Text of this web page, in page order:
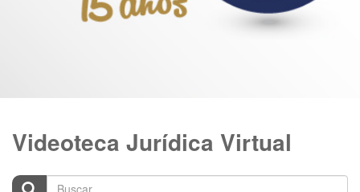
Videoteca Jurídica Virtual
Buscar...